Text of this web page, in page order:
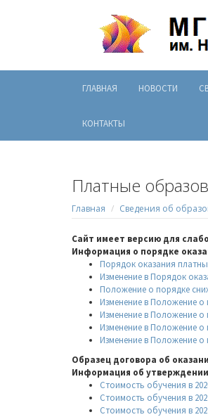
ГЛАВНАЯ НОВОСТИ
КОНТАКТЫ
Платные
Главная Сведения об
Сайт имеет версию для
Информация о порядке
Порядок оказания
Изменение в Порядок
Положение о порядке
Изменение в Положение о
Изменение в Положение о
Изменение в Положение о
Изменение в Положение о
Образец договора об
Информация об
Стоимость обучения в
Стоимость обучения в
Стоимость обучения в